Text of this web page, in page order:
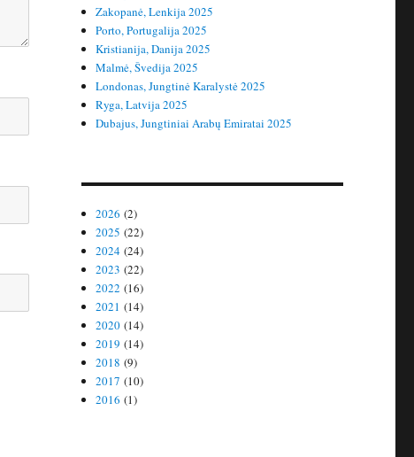
Zakopanė, Lenkija 2025
Porto, Portugalija 2025
Kristianija, Danija 2025
Malmė, Švedija 2025
Londonas, Jungtinė Karalystė 2025
Ryga, Latvija 2025
Dubajus, Jungtiniai Arabų Emiratai 2025
2026 (2)
2025 (22)
2024 (24)
2023 (22)
2022 (16)
2021 (14)
2020 (14)
2019 (14)
2018 (9)
2017 (10)
2016 (1)